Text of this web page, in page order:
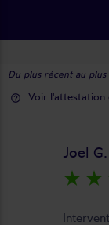
Du plus récent au plus
help_outline Voir l'attestation
Joel G.
star_rate star_rate